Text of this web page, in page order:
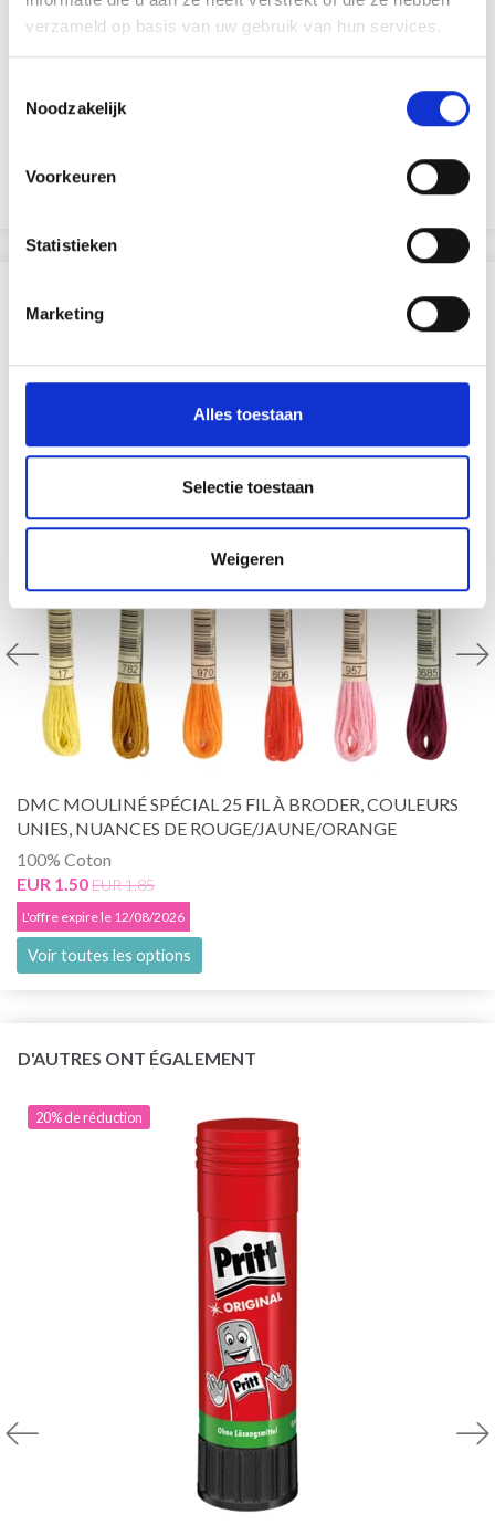
verzameld op basis van uw gebruik van hun services.
Noodzakelijk
Voorkeuren
Statistieken
Marketing
Alles toestaan
Selectie toestaan
Weigeren
100% Coton
EUR 3.50
EUR 4.40
COULEURS UNIES,
Voir toutes les options
DMC MOULINÉ SPÉCIAL 25 FIL À BRODER, COULEURS
UNIES, NUANCES DE ROUGE/JAUNE/ORANGE
100% Coton
EUR 1.50EUR 1.85
L'offre expire le 12/08/2026
Voir toutes les options
D'AUTRES ONT ÉGALEMENT
20% de réduction